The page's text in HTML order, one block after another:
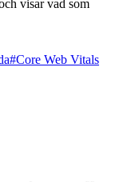
visar vad som
#Core Web Vitals